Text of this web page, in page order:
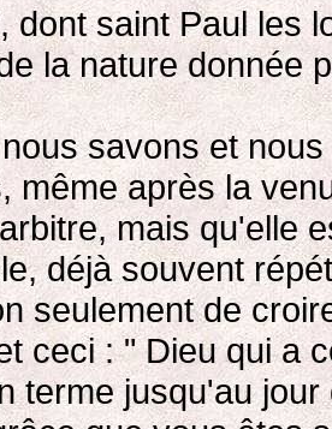
dont saint Paul les
la nature donnée
savons et
même après la
mais qu'elle
déjà souvent
seulement de
ceci : " Dieu qui a
terme jusqu'au